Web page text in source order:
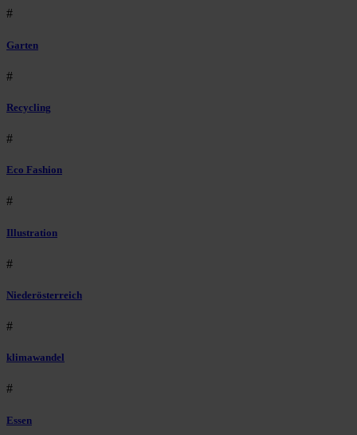
#
Garten
#
Recycling
#
Eco Fashion
#
Illustration
#
Niederösterreich
#
klimawandel
#
Essen